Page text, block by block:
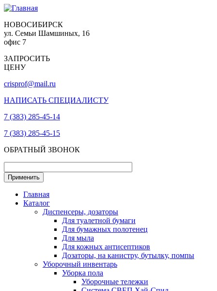
НОВОСИБИРСК
ул. Семьи Шамшиных, 16
офис 7
ЗАПРОСИТЬ
ЦЕНУ
crisprof@mail.ru
НАПИСАТЬ СПЕЦИАЛИСТУ
7 (383) 285-45-14
7 (383) 285-45-15
ОБРАТНЫЙ ЗВОНОК
Главная
Каталог
Диспенсеры, дозаторы
Для туалетной бумаги
Для бумажных полотенец
Для мыла
Для кожных антисептиков
Дозаторы, на канистру, бутылку, помпы
Уборочный инвентарь
Уборка пола
Уборочные тележки